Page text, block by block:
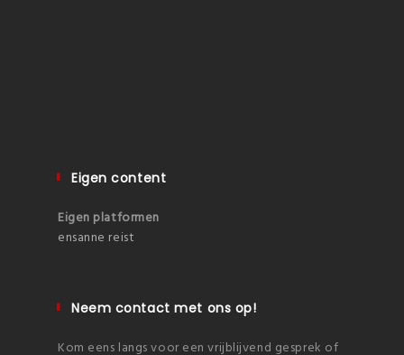
Eigen content
Eigen platformen
ensanne reist
Neem contact met ons op!
Kom eens langs voor een vrijblijvend gesprek of